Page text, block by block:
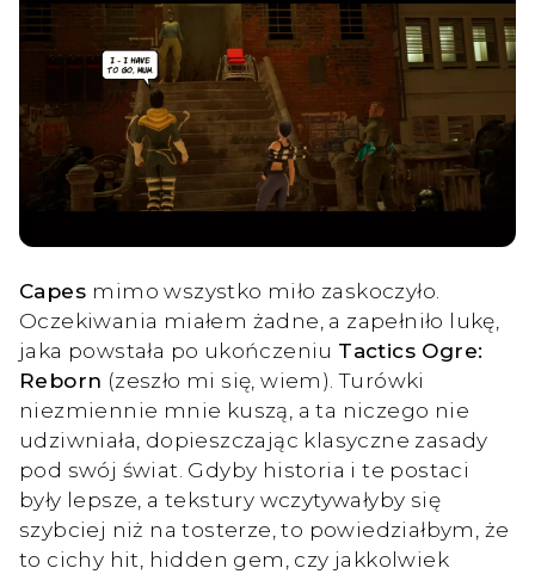
Capes mimo wszystko miło zaskoczyło.
Oczekiwania miałem żadne, a zapełniło lukę,
jaka powstała po ukończeniu Tactics Ogre:
Reborn (zeszło mi się, wiem). Turówki
niezmiennie mnie kuszą, a ta niczego nie
udziwniała, dopieszczając klasyczne zasady
pod swój świat. Gdyby historia i te postaci
były lepsze, a tekstury wczytywałyby się
szybciej niż na tosterze, to powiedziałbym, że
to cichy hit, hidden gem, czy jakkolwiek